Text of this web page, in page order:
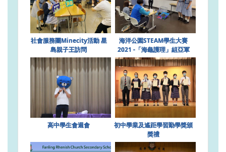
社會服務團Minecity活動 星
島親子王訪問
海洋公園STEAM學生大賽
2021 -「海龜護理」組亞軍
高中學生會週會
初中學業及遙距學習勤學獎頒
獎禮